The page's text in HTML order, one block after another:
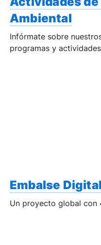
Ambiental
Infórmate sobre
programas y
Embalse
Un proyecto global con